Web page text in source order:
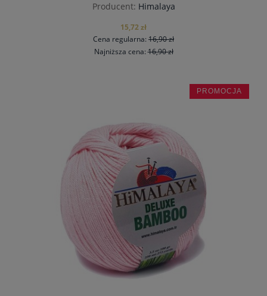
Producent: Himalaya
15,72 zł
Cena regularna: 16,90 zł
Najniższa cena:16,90 zł
do koszyka
PROMOCJA